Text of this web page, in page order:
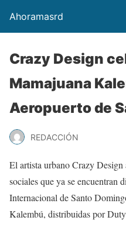
Ahoramasrd
Crazy Design
Mamajuana
Aeropuerto de
REDACCIÓN
El artista urbano Crazy Design
sociales que ya se encuentran
Internacional de Santo
Kalembú, distribuidas por